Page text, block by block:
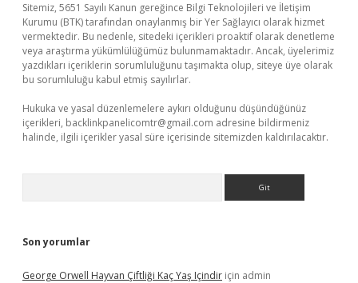
Sitemiz, 5651 Sayılı Kanun gereğince Bilgi Teknolojileri ve İletişim
Kurumu (BTK) tarafından onaylanmış bir Yer Sağlayıcı olarak hizmet
vermektedir. Bu nedenle, sitedeki içerikleri proaktif olarak denetleme
veya araştırma yükümlülüğümüz bulunmamaktadır. Ancak, üyelerimiz
yazdıkları içeriklerin sorumluluğunu taşımakta olup, siteye üye olarak
bu sorumluluğu kabul etmiş sayılırlar.
Hukuka ve yasal düzenlemelere aykırı olduğunu düşündüğünüz
içerikleri, backlinkpanelicomtr@gmail.com adresine bildirmeniz
halinde, ilgili içerikler yasal süre içerisinde sitemizden kaldırılacaktır.
Son yorumlar
George Orwell Hayvan Çiftliği Kaç Yaş Içindir için admin